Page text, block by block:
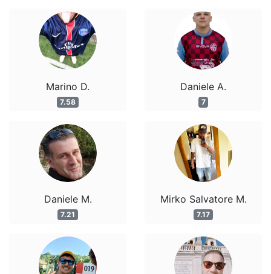
Marino D.
7.58
Daniele M.
7.21
Daniele A.
7
Mirko Salvatore M.
7.17